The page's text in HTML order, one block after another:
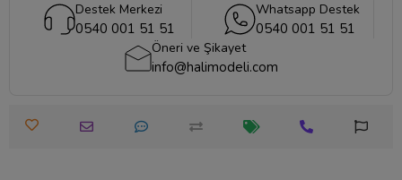
Destek Merkezi
0540 001 51 51
Whatsapp Destek
0540 001 51 51
Öneri ve Şikayet
info@halimodeli.com